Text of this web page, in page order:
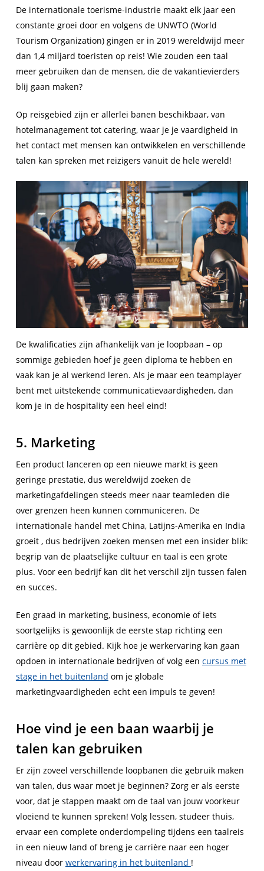
De internationale toerisme-industrie maakt elk jaar een
constante groei door en volgens de UNWTO (World
Tourism Organization) gingen er in 2019 wereldwijd meer
dan 1,4 miljard toeristen op reis! Wie zouden een taal
meer gebruiken dan de mensen, die de vakantievierders
blij gaan maken?
Op reisgebied zijn er allerlei banen beschikbaar, van
hotelmanagement tot catering, waar je je vaardigheid in
het contact met mensen kan ontwikkelen en verschillende
talen kan spreken met reizigers vanuit de hele wereld!
De kwalificaties zijn afhankelijk van je loopbaan – op
sommige gebieden hoef je geen diploma te hebben en
vaak kan je al werkend leren. Als je maar een teamplayer
bent met uitstekende communicatievaardigheden, dan
kom je in de hospitality een heel eind!
5. Marketing
Een product lanceren op een nieuwe markt is geen
geringe prestatie, dus wereldwijd zoeken de
marketingafdelingen steeds meer naar teamleden die
over grenzen heen kunnen communiceren. De
internationale handel met China, Latijns-Amerika en India
groeit , dus bedrijven zoeken mensen met een insider blik:
begrip van de plaatselijke cultuur en taal is een grote
plus. Voor een bedrijf kan dit het verschil zijn tussen falen
en succes.
Een graad in marketing, business, economie of iets
soortgelijks is gewoonlijk de eerste stap richting een
carrière op dit gebied. Kijk hoe je werkervaring kan gaan
opdoen in internationale bedrijven of volg een cursus met
stage in het buitenland om je globale
marketingvaardigheden echt een impuls te geven!
Hoe vind je een baan waarbij je
talen kan gebruiken
Er zijn zoveel verschillende loopbanen die gebruik maken
van talen, dus waar moet je beginnen? Zorg er als eerste
voor, dat je stappen maakt om de taal van jouw voorkeur
vloeiend te kunnen spreken! Volg lessen, studeer thuis,
ervaar een complete onderdompeling tijdens een taalreis
in een nieuw land of breng je carrière naar een hoger
niveau door werkervaring in het buitenland !